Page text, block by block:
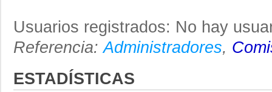
Usuarios registrados: No hay
Referencia:Administradores,
ESTADÍSTICAS